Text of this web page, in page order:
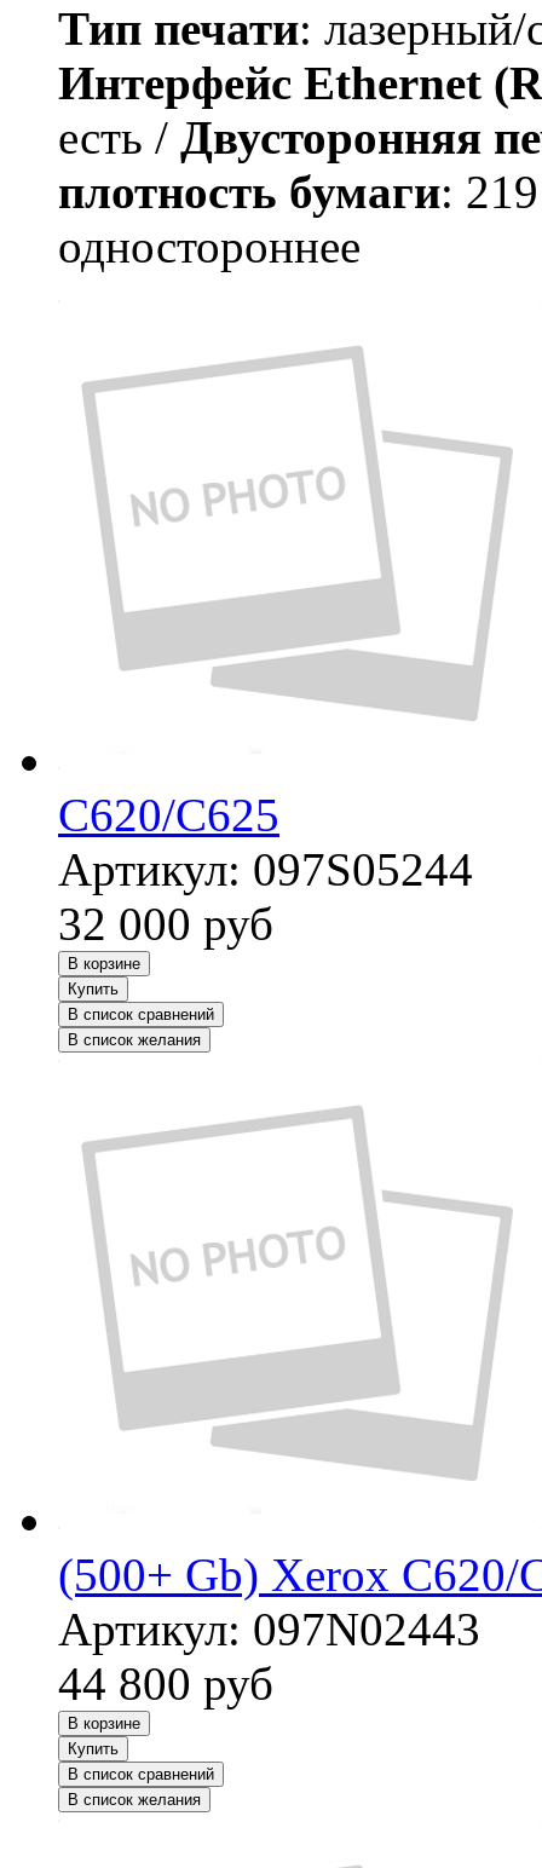
Тип печати:
Интерфейс Ethernet
есть / Двусторонняя
плотность бумаги:
одностороннее
C620/C625
Артикул: 097S05244
32 000 руб
В корзине
Купить
В список сравнений
В список желания
(500+ Gb) Xerox C620/
Артикул: 097N02443
44 800 руб
В корзине
Купить
В список сравнений
В список желания